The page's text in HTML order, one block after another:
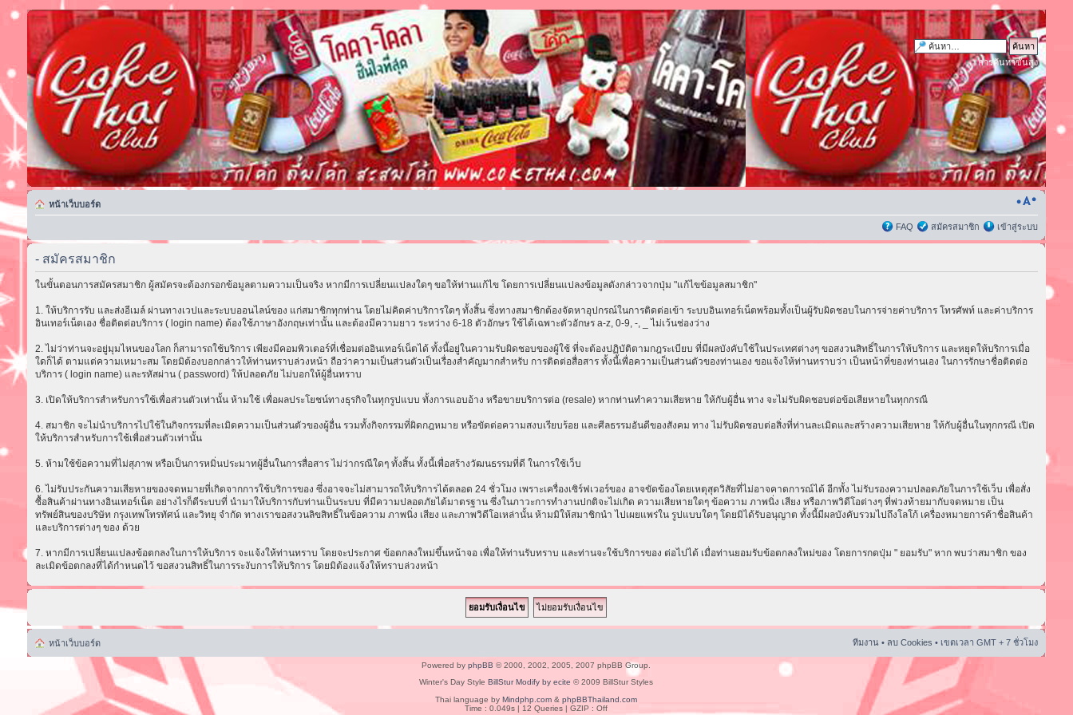
การค้นหาขั้นสูง
หน้าเว็บบอร์ด
FAQ สมัครสมาชิก เข้าสู่ระบบ
- สมัครสมาชิก
ในขั้นตอนการสมัครสมาชิก ผู้สมัครจะต้องกรอกข้อมูลตามความเป็นจริง หากมีการเปลี่ยนแปลงใดๆ ขอให้ท่านแก้ไข โดยการเปลี่ยนแปลงข้อมูลดังกล่าวจากปุ่ม "แก้ไขข้อมูลสมาชิก"
1. ให้บริการรับ และส่งอีเมล์ ผ่านทางเวปและระบบออนไลน์ของ แก่สมาชิกทุกท่าน โดยไม่คิดค่าบริการใดๆ ทั้งสิ้น ซึ่งทางสมาชิกต้องจัดหาอุปกรณ์ในการติดต่อเข้า ระบบอินเทอร์เน็ตพร้อมทั้งเป็นผู้รับผิดชอบในการจ่ายค่าบริการ โทรศัพท์ และค่าบริการ
อินเทอร์เน็ตเอง ชื่อติดต่อบริการ ( login name) ต้องใช้ภาษาอังกฤษเท่านั้น และต้องมีความยาว ระหว่าง 6-18 ตัวอักษร ใช้ได้เฉพาะตัวอักษร a-z, 0-9, -, _ ไม่เว้นช่องว่าง
2. ไม่ว่าท่านจะอยู่มุมไหนของโลก ก็สามารถใช้บริการ เพียงมีคอมพิวเตอร์ที่เชื่อมต่ออินเทอร์เน็ตได้ ทั้งนี้อยู่ในความรับผิดชอบของผู้ใช้ ที่จะต้องปฏิบัติตามกฎระเบียบ ที่มีผลบังคับใช้ในประเทศต่างๆ ขอสงวนสิทธิ์ในการให้บริการ และหยุดให้บริการเมื่อ
ใดก็ได้ ตามแต่ความเหมาะสม โดยมิต้องบอกกล่าวให้ท่านทราบล่วงหน้า ถือว่าความเป็นส่วนตัวเป็นเรื่องสำคัญมากสำหรับ การติดต่อสื่อสาร ทั้งนี้เพื่อความเป็นส่วนตัวของท่านเอง ขอแจ้งให้ท่านทราบว่า เป็นหน้าที่ของท่านเอง ในการรักษาชื่อติดต่อ
บริการ ( login name) และรหัสผ่าน ( password) ให้ปลอดภัย ไม่บอกให้ผู้อื่นทราบ
3. เปิดให้บริการสำหรับการใช้เพื่อส่วนตัวเท่านั้น ห้ามใช้ เพื่อผลประโยชน์ทางธุรกิจในทุกรูปแบบ ทั้งการแอบอ้าง หรือขายบริการต่อ (resale) หากท่านทำความเสียหาย ให้กับผู้อื่น ทาง จะไม่รับผิดชอบต่อข้อเสียหายในทุกกรณี
4. สมาชิก จะไม่นำบริการไปใช้ในกิจกรรมที่ละเมิดความเป็นส่วนตัวของผู้อื่น รวมทั้งกิจกรรมที่ผิดกฎหมาย หรือขัดต่อความสงบเรียบร้อย และศีลธรรมอันดีของสังคม ทาง ไม่รับผิดชอบต่อสิ่งที่ท่านละเมิดและสร้างความเสียหาย ให้กับผู้อื่นในทุกกรณี เปิด
ให้บริการสำหรับการใช้เพื่อส่วนตัวเท่านั้น
5. ห้ามใช้ข้อความที่ไม่สุภาพ หรือเป็นการหมิ่นประมาทผู้อื่นในการสื่อสาร ไม่ว่ากรณีใดๆ ทั้งสิ้น ทั้งนี้เพื่อสร้างวัฒนธรรมที่ดี ในการใช้เว็บ
6. ไม่รับประกันความเสียหายของจดหมายที่เกิดจากการใช้บริการของ ซึ่งอาจจะไม่สามารถให้บริการได้ตลอด 24 ชั่วโมง เพราะเครื่องเซิร์ฟเวอร์ของ อาจขัดข้องโดยเหตุสุดวิสัยที่ไม่อาจคาดการณ์ได้ อีกทั้ง ไม่รับรองความปลอดภัยในการใช้เว็บ เพื่อสั่ง
ซื้อสินค้าผ่านทางอินเทอร์เน็ต อย่างไรก็ดีระบบที่ นำมาให้บริการกับท่านเป็นระบบ ที่มีความปลอดภัยได้มาตรฐาน ซึ่งในภาวะการทำงานปกติจะไม่เกิด ความเสียหายใดๆ ข้อความ ภาพนิ่ง เสียง หรือภาพวิดีโอต่างๆ ที่พ่วงท้ายมากับจดหมาย เป็น
ทรัพย์สินของบริษัท กรุงเทพโทรทัศน์ และวิทยุ จำกัด ทางเราขอสงวนลิขสิทธิ์ในข้อความ ภาพนิ่ง เสียง และภาพวิดีโอเหล่านั้น ห้ามมิให้สมาชิกนำ ไปเผยแพร่ใน รูปแบบใดๆ โดยมิได้รับอนุญาต ทั้งนี้มีผลบังคับรวมไปถึงโลโก้ เครื่องหมายการค้าชื่อสินค้า
และบริการต่างๆ ของ ด้วย
7. หากมีการเปลี่ยนแปลงข้อตกลงในการให้บริการ จะแจ้งให้ท่านทราบ โดยจะประกาศ ข้อตกลงใหม่ขึ้นหน้าจอ เพื่อให้ท่านรับทราบ และท่านจะใช้บริการของ ต่อไปได้ เมื่อท่านยอมรับข้อตกลงใหม่ของ โดยการกดปุ่ม " ยอมรับ" หาก พบว่าสมาชิก ของ
ละเมิดข้อตกลงที่ได้กำหนดไว้ ขอสงวนสิทธิ์ในการระงับการให้บริการ โดยมิต้องแจ้งให้ทราบล่วงหน้า
หน้าเว็บบอร์ด ทีมงาน • ลบ Cookies • เขตเวลา GMT + 7 ชั่วโมง
Powered byphpBB © 2000, 2002, 2005, 2007 phpBB Group.
Winter's Day StyleBillStur Modify by ecite © 2009 BillStur Styles
Thai language byMindphp.com &phpBBThailand.com
Time : 0.049s | 12 Queries | GZIP : Off